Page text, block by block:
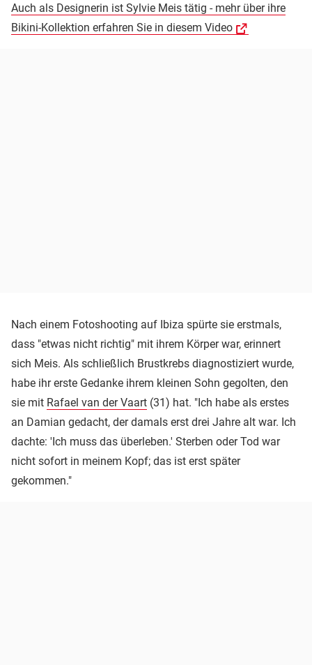
Auch als Designerin ist Sylvie Meis tätig - mehr über ihre
Bikini-Kollektion erfahren Sie in diesem Video
Nach einem Fotoshooting auf Ibiza spürte sie erstmals,
dass "etwas nicht richtig" mit ihrem Körper war, erinnert
sich Meis. Als schließlich Brustkrebs diagnostiziert wurde,
habe ihr erste Gedanke ihrem kleinen Sohn gegolten, den
sie mit Rafael van der Vaart (31) hat. "Ich habe als erstes
an Damian gedacht, der damals erst drei Jahre alt war. Ich
dachte: 'Ich muss das überleben.' Sterben oder Tod war
nicht sofort in meinem Kopf; das ist erst später
gekommen."